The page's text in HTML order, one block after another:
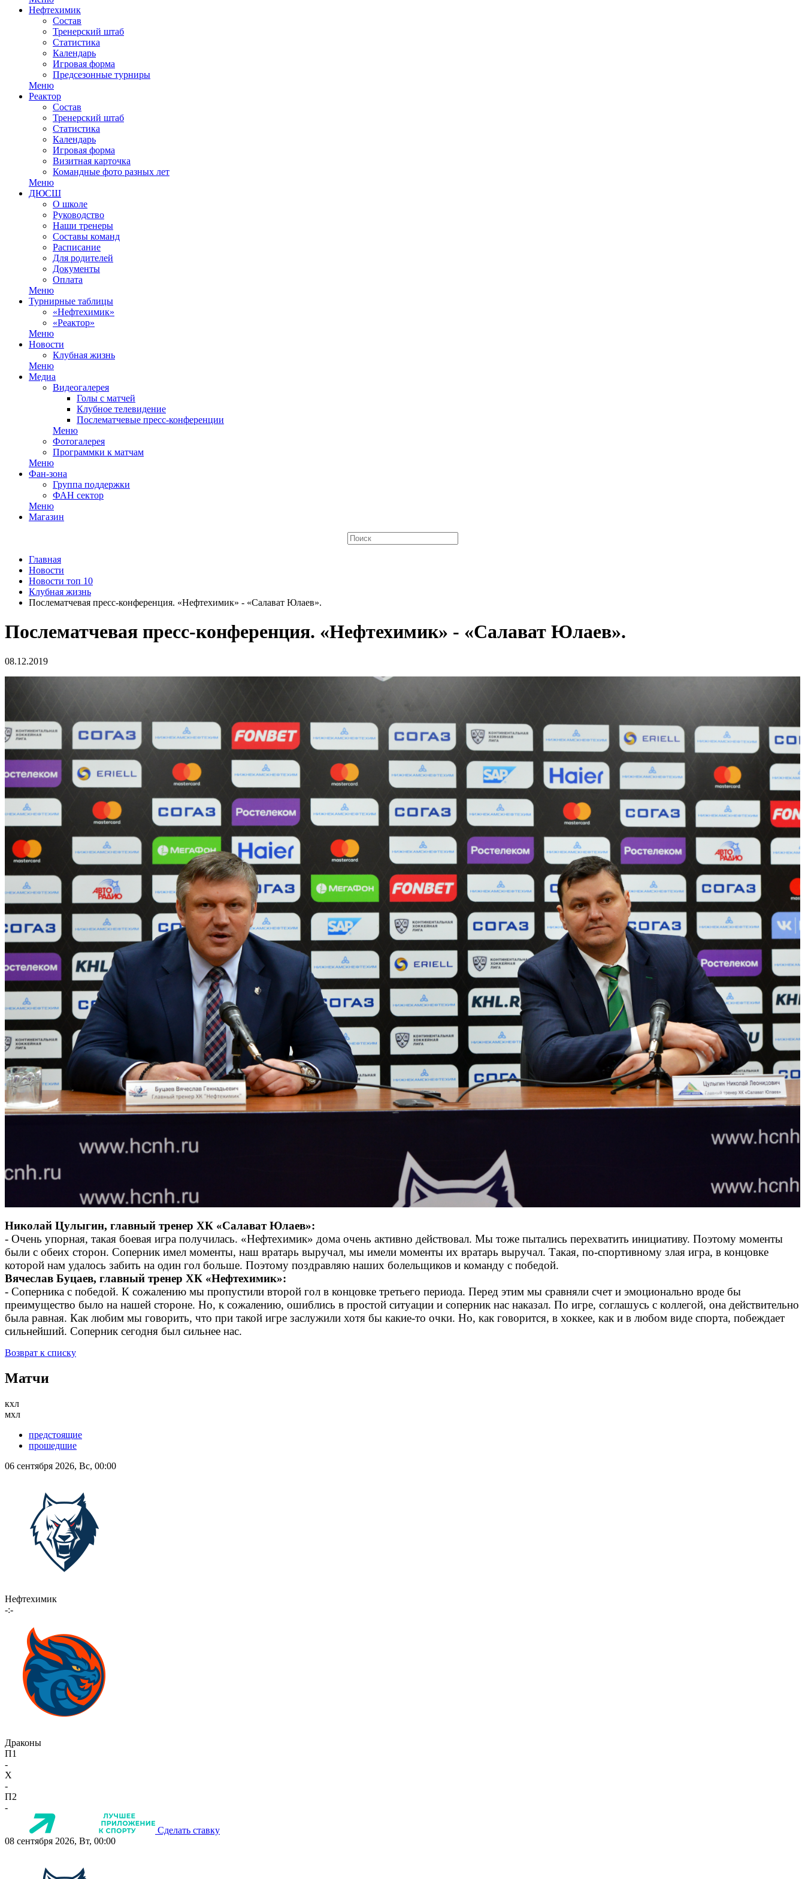
Нефтехимик
Состав
Тренерский штаб
Статистика
Календарь
Игровая форма
Предсезонные турниры
Меню
Реактор
Состав
Тренерский штаб
Статистика
Календарь
Игровая форма
Визитная карточка
Командные фото разных лет
Меню
ДЮСШ
О школе
Руководство
Наши тренеры
Составы команд
Расписание
Для родителей
Документы
Оплата
Меню
Турнирные таблицы
«Нефтехимик»
«Реактор»
Меню
Новости
Клубная жизнь
Меню
Медиа
Видеогалерея
Голы с матчей
Клубное телевидение
Послематчевые пресс-конференции
Меню
Фотогалерея
Программки к матчам
Меню
Фан-зона
Группа поддержки
ФАН сектор
Меню
Магазин
Главная
Новости
Новости топ 10
Клубная жизнь
Послематчевая пресс-конференция. «Нефтехимик» - «Салават Юлаев».
Послематчевая пресс-конференция. «Нефтехимик» - «Салават Юлаев».
08.12.2019
Николай Цулыгин, главный тренер ХК «Салават Юлаев»:
- Очень упорная, такая боевая игра получилась. «Нефтехимик» дома очень активно действовал. Мы тоже пытались перехватить инициативу. Поэтому моменты
были с обеих сторон. Соперник имел моменты, наш вратарь выручал, мы имели моменты их вратарь выручал. Такая, по-спортивному злая игра, в концовке
которой нам удалось забить на один гол больше. Поэтому поздравляю наших болельщиков и команду с победой.
Вячеслав Буцаев, главный тренер ХК «Нефтехимик»:
- Соперника с победой. К сожалению мы пропустили второй гол в концовке третьего периода. Перед этим мы сравняли счет и эмоционально вроде бы
преимущество было на нашей стороне. Но, к сожалению, ошиблись в простой ситуации и соперник нас наказал. По игре, соглашусь с коллегой, она действительно
была равная. Как любим мы говорить, что при такой игре заслужили хотя бы какие-то очки. Но, как говорится, в хоккее, как и в любом виде спорта, побеждает
сильнейший. Соперник сегодня был сильнее нас.
Возврат к списку
Матчи
кхл
мхл
предстоящие
прошедшие
06 сентября 2026, Вс, 00:00
Нефтехимик
-:-
Драконы
П1
-
X
-
П2
-
Сделать ставку
08 сентября 2026, Вт, 00:00